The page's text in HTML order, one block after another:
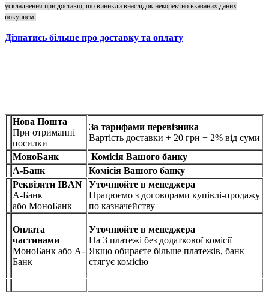
ускладнення при доставці, що виникли внаслідок некоректно вказаних даних
покупцем.
Дізнатись більше про доставку та оплату
Нова Пошта
При отриманні
посилки
За тарифами перевізника
Вартість доставки + 20 грн + 2% від суми
МоноБанк
Комісія Вашого банку
А-Банк
Комісія Вашого банку
Реквізити IBAN
А-Банк
або МоноБанк
Уточнюйте в менеджера
Працюємо з договорами купівлі-продажу
по казначейству
Оплата
частинами
МоноБанк або А-
Банк
Уточнюйте в менеджера
На 3 платежі без додаткової комісії
Якщо обираєте більше платежів, банк
стягує комісію